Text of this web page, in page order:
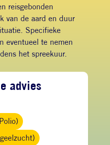
reisgebonden
van de aard en duur
Specifieke
eventueel te nemen
het spreekuur.
advies